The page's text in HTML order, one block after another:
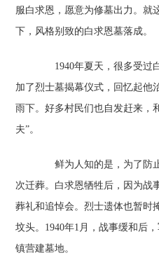
服白求恩，愿意为修墓出力。就
下，风格别致的白求恩墓落成。
1940年夏天，很多受过
加了烈士墓揭幕仪式，回忆起他
雨下。好多村民们也自发赶来，
夫”。
鲜为人知的是，为了防止
次迁葬。白求恩牺牲后，因为战
葬礼和追悼会。烈士遗体也暂时
坟头。1940年1月，战事缓和后
镇营建墓地。